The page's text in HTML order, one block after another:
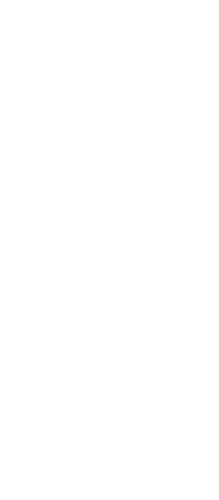
Sieb
und mit einem Küchenkrepp
Schüssel geben und mit
Hähnchenstreifen
und nach
lassen. Granatapfel
geben, mit Limettensaft
Rucola und Joghurt servieren.